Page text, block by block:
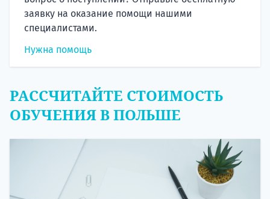
заявку на оказание помощи нашими
специалистами.
Нужна помощь
РАССЧИТАЙТЕ СТОИМОСТЬ
ОБУЧЕНИЯ В ПОЛЬШЕ